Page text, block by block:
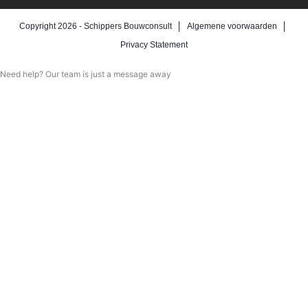
Copyright 2026 - Schippers Bouwconsult
Algemene voorwaarden
Privacy Statement
Need help? Our team is just a message away